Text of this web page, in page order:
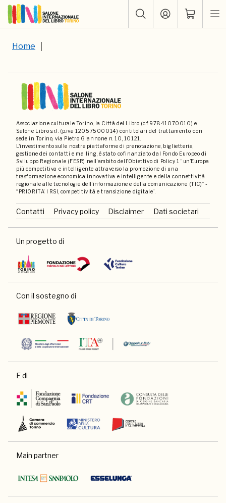
Home
Associazione culturale Torino, la Città del Libro (c.f 97841070010) e
Salone Libro s.r.l. (p.iva 12057500014) contitolari del trattamento, con
sede in Torino, via Pietro Giannone n. 10, 10121.
L'investimento sulle nostre piattaforme di prenotazione, biglietteria,
gestione dei contatti e mailing, è stato cofinanziato dal Fondo Europeo di
Sviluppo Regionale (FESR) nell’ambito dell’Obiettivo di Policy 1 “un’Europa
più competitiva e intelligente attraverso la promozione di una
trasformazione economica innovativa e intelligente e della connettività
regionale alle tecnologie dell’informazione e della comunicazione (TIC)” -
“PRIORITA’ I RSI, competitività e transizione digitale”.
Contatti Privacy policy Disclaimer Dati societari
Un progetto di
Con il sostegno di
E di
Main partner